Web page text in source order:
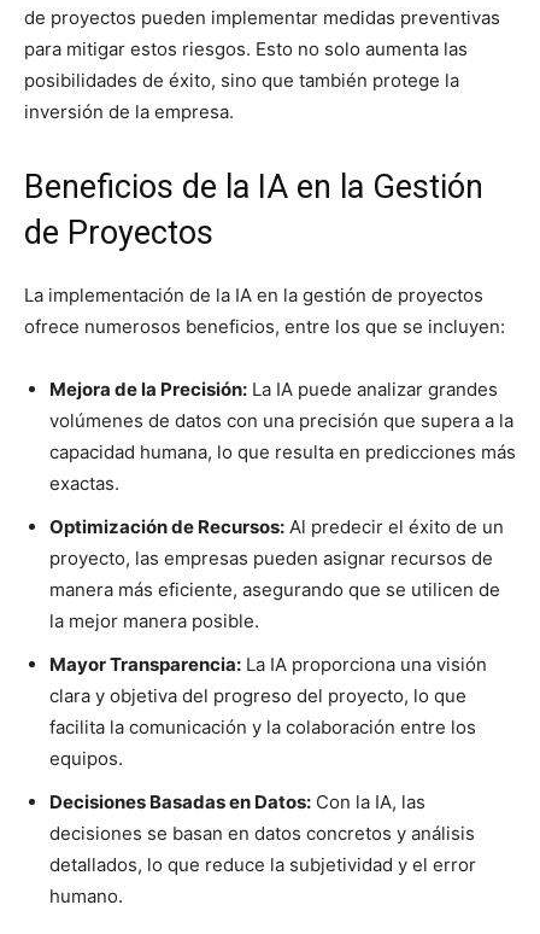
de proyectos pueden implementar medidas preventivas
para mitigar estos riesgos. Esto no solo aumenta las
posibilidades de éxito, sino que también protege la
inversión de la empresa.
Beneficios de la IA en la Gestión
de Proyectos
La implementación de la IA en la gestión de proyectos
ofrece numerosos beneficios, entre los que se incluyen:
Mejora de la Precisión: La IA puede analizar grandes
volúmenes de datos con una precisión que supera a la
capacidad humana, lo que resulta en predicciones más
exactas.
Optimización de Recursos: Al predecir el éxito de un
proyecto, las empresas pueden asignar recursos de
manera más eficiente, asegurando que se utilicen de
la mejor manera posible.
Mayor Transparencia: La IA proporciona una visión
clara y objetiva del progreso del proyecto, lo que
facilita la comunicación y la colaboración entre los
equipos.
Decisiones Basadas en Datos: Con la IA, las
decisiones se basan en datos concretos y análisis
detallados, lo que reduce la subjetividad y el error
humano.